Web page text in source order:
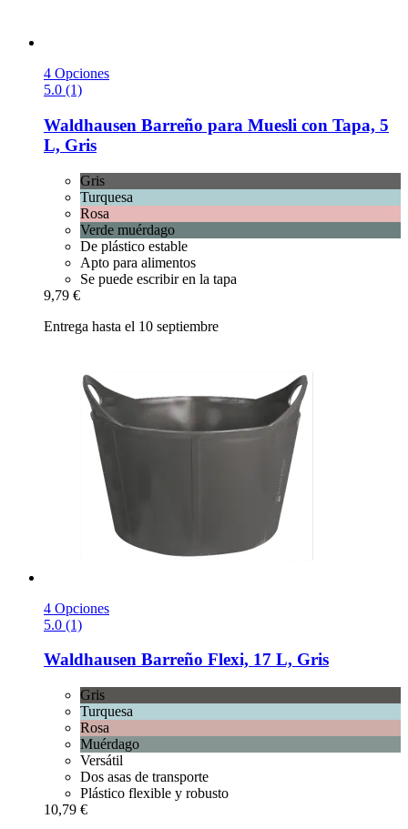
4 Opciones
5.0 (1)
Waldhausen Barreño para Muesli con Tapa, 5
L, Gris
Gris
Turquesa
Rosa
Verde muérdago
De plástico estable
Apto para alimentos
Se puede escribir en la tapa
9,79 €
Entrega hasta el 10 septiembre
4 Opciones
5.0 (1)
Waldhausen Barreño Flexi, 17 L, Gris
Gris
Turquesa
Rosa
Muérdago
Versátil
Dos asas de transporte
Plástico flexible y robusto
10,79 €